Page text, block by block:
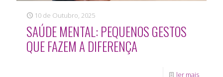
10 de Outubro, 2025
SAÚDE MENTAL: PEQUENOS GESTOS
QUE FAZEM A DIFERENÇA
ler mais